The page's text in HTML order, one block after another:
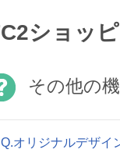
ショッ
その他の
Q.オリジナルデザイ